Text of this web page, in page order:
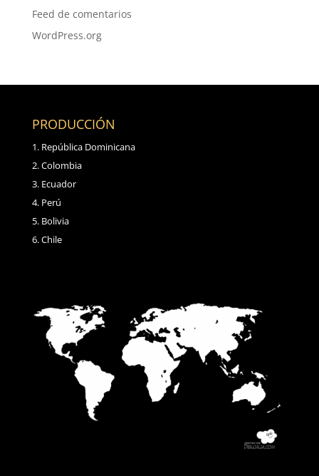
Feed de comentarios
WordPress.org
PRODUCCIÓN
República Dominicana
Colombia
Ecuador
Perú
Bolivia
Chile